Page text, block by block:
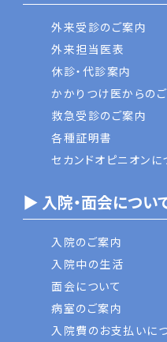
外来受診のご案内
外来担当医表
休診・代診案内
かかりつけ医からの
救急受診のご案内
各種証明書
セカンドオピニオンに
▶ 入院・面会につい
入院のご案内
入院中の生活
面会について
病室のご案内
入院費のお支払いに